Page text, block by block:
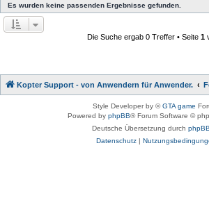
Es wurden keine passenden Ergebnisse gefunden.
Die Suche ergab 0 Treffer • Seite 1
Kopter Support - von Anwendern für Anwender.
Style Developer by ©GTA game
Powered by phpBB® Forum Software ©
Deutsche Übersetzung durch
Datenschutz|